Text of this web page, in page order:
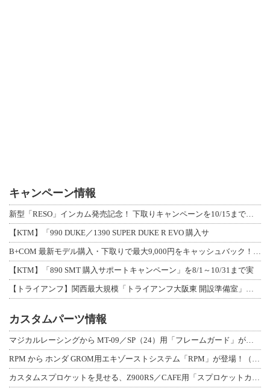
キャンペーン情報
新型「RESO」インカム発売記念！ 下取りキャンペーンを10/15まで延長して開
【KTM】「990 DUKE／1390 SUPER DUKE R EVO 購入サ
B+COM 最新モデル購入・下取りで最大9,000円をキャッシュバック！「B+F
【KTM】「890 SMT 購入サポートキャンペーン」を8/1～10/31まで実
【トライアンフ】関西最大規模「トライアンフ大阪東 開設準備室」がオープン！ 限定
カスタムパーツ情報
マジカルレーシングから MT-09／SP（24）用「フレームガード」が登場！
RPM から ホンダ GROM用エキゾーストシステム「RPM」が登場！（動画あり
カスタムスプロケットを見せる、Z900RS／CAFE用「スプロケットカバーフルキ